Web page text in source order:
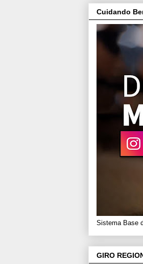
Cuidando
Sistema Base
GIRO